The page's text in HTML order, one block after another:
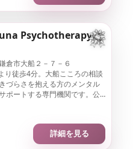
Psychotherapy
倉市大船２－７－６
り徒歩4分。大船こころの相談
づらさを抱える方のメンタル
ポートする専門機関です。公
す。
詳細を見る